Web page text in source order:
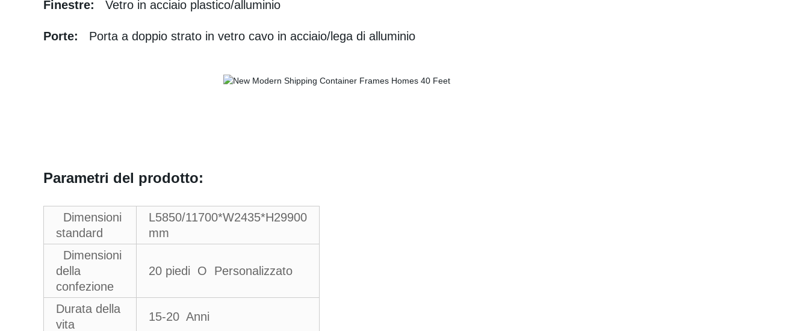
Finestre: Vetro in acciaio plastico/alluminio
Porte: Porta a doppio strato in vetro cavo in acciaio/lega di alluminio
Parametri del prodotto:
Dimensioni
standard
L5850/11700*W2435*H29900
mm
Dimensioni
della
confezione
20 piedi O Personalizzato
Durata della
vita
15-20 Anni